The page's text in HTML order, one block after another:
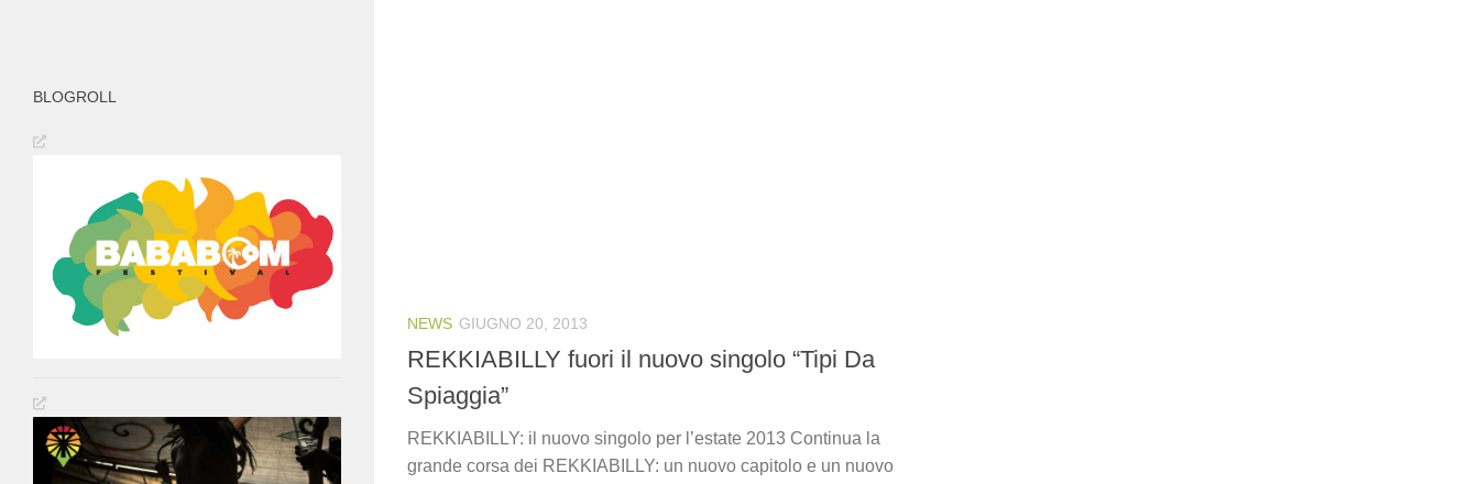
NEWS GIUGNO 20, 2013
REKKIABILLY fuori il nuovo singolo “Tipi Da
Spiaggia”
REKKIABILLY: il nuovo singolo per l’estate 2013 Continua la
grande corsa dei REKKIABILLY: un nuovo capitolo e un nuovo
BLOGROLL